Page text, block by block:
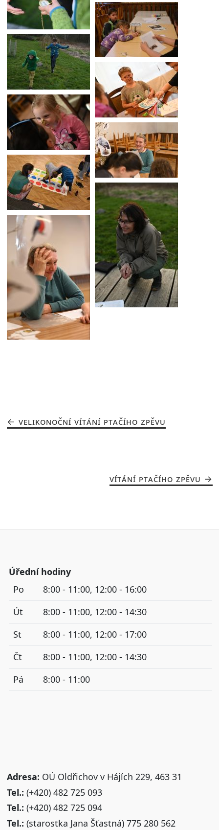
VELIKONOČNÍ VÍTÁNÍ PTAČÍHO ZPĚVU
VÍTÁNÍ PTAČÍHO ZPĚVU
Úřední hodiny
Po
8:00 - 11:00, 12:00 - 16:00
Út
8:00 - 11:00, 12:00 - 14:30
St
8:00 - 11:00, 12:00 - 17:00
Čt
8:00 - 11:00, 12:00 - 14:30
Pá
8:00 - 11:00
Adresa: OÚ Oldřichov v Hájích 229, 463 31
Tel.: (+420) 482 725 093
Tel.: (+420) 482 725 094
Tel.: (starostka Jana Šťastná) 775 280 562